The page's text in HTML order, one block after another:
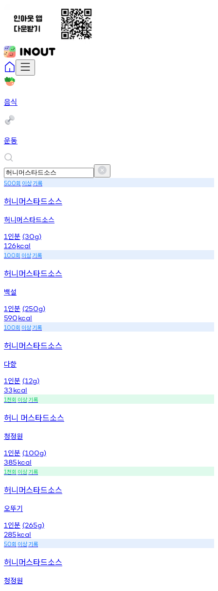
음식
운동
500회 이상기록
허니머스타드소스
허니머스타드소스
1 인분 (30g)
126kcal
100회 이상기록
허니머스타드소스
백설
1 인분 (250g)
590kcal
100회 이상기록
허니머스타드소스
다향
1 인분 (12g)
33kcal
1천회 이상기록
허니 머스타드소스
청정원
1 인분 (100g)
385kcal
1천회 이상기록
허니머스타드소스
오뚜기
1 인분 (265g)
285kcal
50회 이상기록
허니머스타드소스
청정원